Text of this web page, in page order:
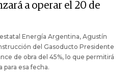
a operar el 20 de
Energía Argentina, Agustín
del Gasoducto Presidente
de obra del 45%, lo que permitirá
esa fecha.